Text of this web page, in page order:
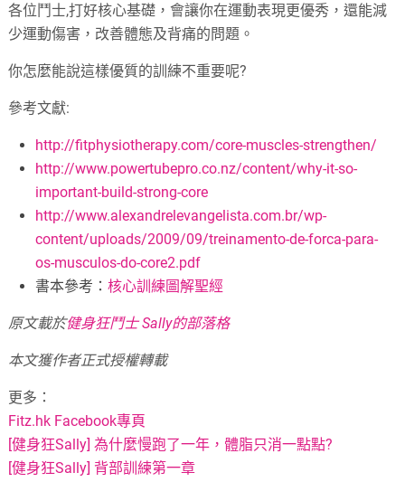
各位鬥士,打好核心基礎，會讓你在運動表現更優秀，還能減
少運動傷害，改善體態及背痛的問題。
你怎麼能說這樣優質的訓練不重要呢?
參考文獻:
http://fitphysiotherapy.com/core-muscles-strengthen/
http://www.powertubepro.co.nz/content/why-it-so-
important-build-strong-core
http://www.alexandrelevangelista.com.br/wp-
content/uploads/2009/09/treinamento-de-forca-para-
os-musculos-do-core2.pdf
書本參考：核心訓練圖解聖經
原文載於健身狂鬥士 Sally的部落格
本文獲作者正式授權轉載
更多：
Fitz.hk Facebook專頁
[健身狂Sally] 為什麼慢跑了一年，體脂只消一點點?
[健身狂Sally] 背部訓練第一章